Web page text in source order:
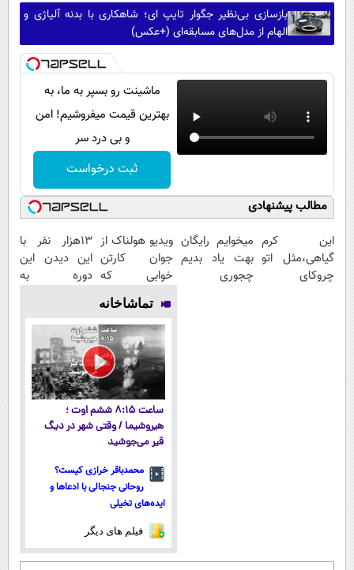
بازسازی بی‌نظیر جگوار تایپ ای؛ شاهکاری با بدنه آلیاژی و
الهام از مدل‌های مسابقه‌ای (+عکس)
ماشینت رو بسپر به ما، به
بهترین قیمت میفروشیم! امن
و بی درد سر
ثبت درخواست
مطالب پیشنهادی
این کرم
گیاهی،مثل اتو
چروکای
میخوایم رایگان
بهت یاد بدیم
چجوری
ویدیو هولناک از
جوان کارتن
خوابی که
میلیاردر شد.
آموزش رایگان
13هزار نفر با
این دیدن این
دوره به
ثبت‌‌نام رایگان
تماشاخانه
ساعت ۸:۱۵ ششم اوت ؛
هیروشیما / وقتی شهر در دیگ
قیر می‌جوشید
محمدباقر خرازی کیست؟
روحانی جنجالی با ادعاها و
ایده‌های تخیلی
فیلم های دیگر